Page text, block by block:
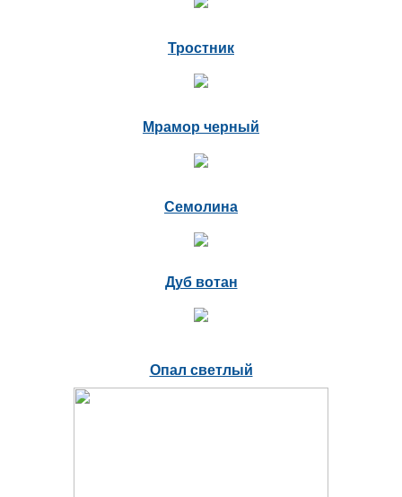
Тростник
Мрамор черный
Семолина
Дуб вотан
Опал светлый